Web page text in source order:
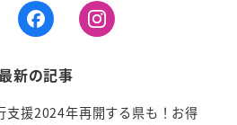
新の記事
支援2024年再開する県も！お得